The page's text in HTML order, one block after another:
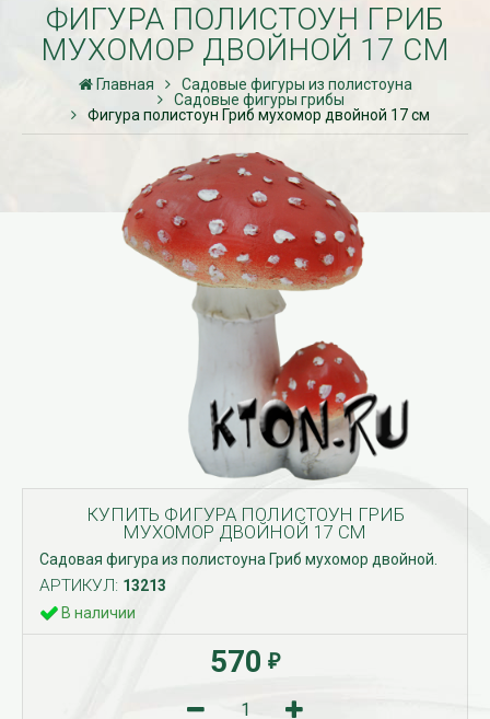
ФИГУРА ПОЛИСТОУН ГРИБ
МУХОМОР ДВОЙНОЙ 17 СМ
Главная
Садовые фигуры из полистоуна
Садовые фигуры грибы
Фигура полистоун Гриб мухомор двойной 17 см
КУПИТЬ ФИГУРА ПОЛИСТОУН ГРИБ
МУХОМОР ДВОЙНОЙ 17 СМ
Садовая фигура из полистоуна Гриб мухомор двойной.
АРТИКУЛ: 13213
В наличии
570 ₽